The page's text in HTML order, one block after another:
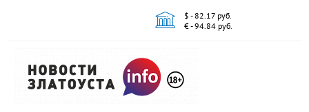
$ - 82.17 руб.
€ - 94.84 руб.